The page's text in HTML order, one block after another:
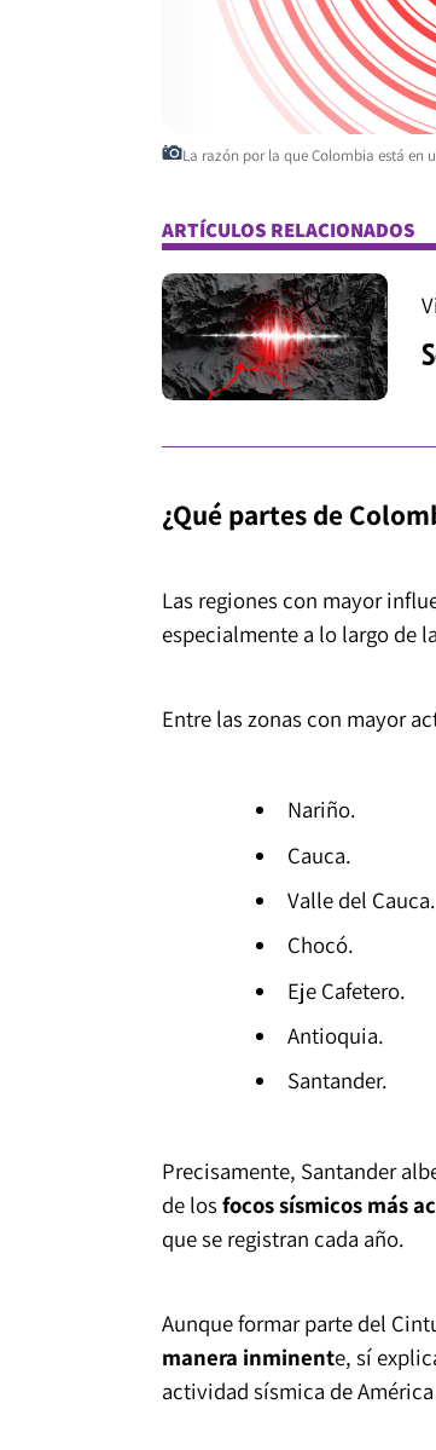
La razón por la que Colombia está en
ARTÍCULOS RELACIONADOS
¿Qué partes de
Las regiones con mayor
especialmente a lo largo de la
Entre las zonas con mayor
Nariño.
Cauca.
Valle del Cauca.
Chocó.
Eje Cafetero.
Antioquia.
Santander.
Precisamente, Santander
de losfocos sísmicos más
que se registran cada año.
Aunque formar parte del
manera inminente, sí
actividad sísmica de